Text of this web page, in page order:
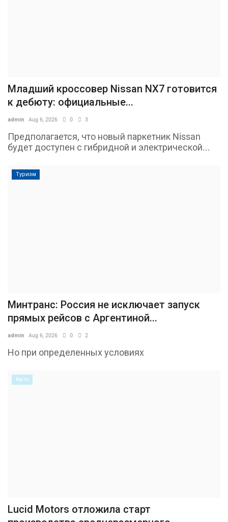
Младший кроссовер Nissan NX7 готовится
к дебюту: официальные...
admin Aug 6, 2026 0 3
Предполагается, что новый паркетник Nissan
будет доступен с гибридной и электрической...
Туризм
Минтранс: Россия не исключает запуск
прямых рейсов с Аргентиной...
admin Aug 6, 2026 0 2
Но при определенных условиях
Авто
Lucid Motors отложила старт